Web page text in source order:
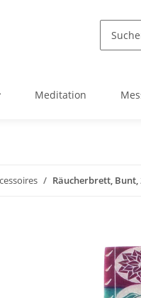
Meditation
Räucherbrett, Bunt,